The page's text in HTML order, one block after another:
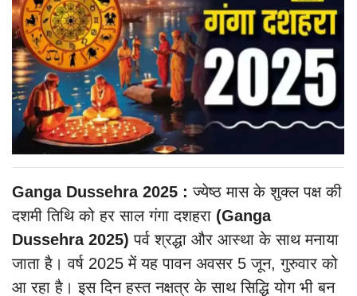
Ganga Dussehra 2025 : ज्येष्ठ मास के शुक्ल पक्ष की
दशमी तिथि को हर साल गंगा दशहरा (Ganga
Dussehra 2025) पर्व श्रद्धा और आस्था के साथ मनाया
जाता है। वर्ष 2025 में यह पावन अवसर 5 जून, गुरुवार को
आ रहा है। इस दिन हस्त नक्षत्र के साथ सिद्धि योग भी बन